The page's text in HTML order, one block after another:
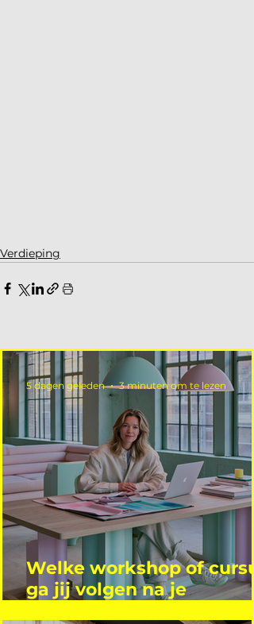
Verdieping
Welke workshop of
ga jij volgen na je
5 dagen geleden 3 minuten om te lezen